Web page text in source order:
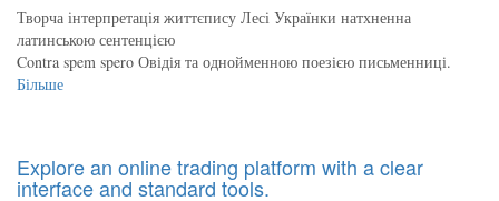
Творча інтерпретація життєпису Лесі Українки натхненна
латинською сентенцією
Contra spem spero Овідія та однойменною поезією письменниці.
Більше
Explore an online trading platform with a clear
interface and standard tools.